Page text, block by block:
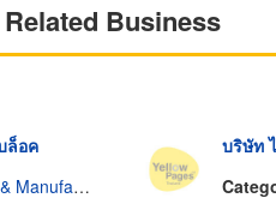
Related Business
ล็อค
บริษัท